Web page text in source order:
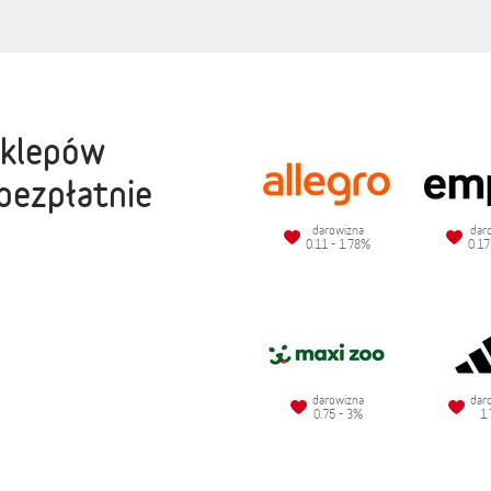
darowizna
0.11 - 1.78%
darowizna
0.75 - 3%